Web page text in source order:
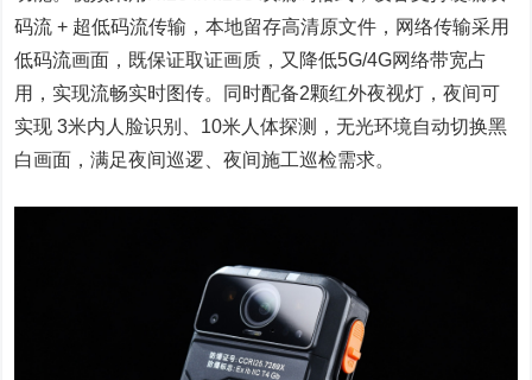
码流 + 超低码流传输，本地留存高清原文件，网络传输采用
低码流画面，既保证取证画质，又降低5G/4G网络带宽占
用，实现流畅实时图传。同时配备2颗红外夜视灯，夜间可
实现 3米内人脸识别、10米人体探测，无光环境自动切换黑
白画面，满足夜间巡逻、夜间施工巡检需求。